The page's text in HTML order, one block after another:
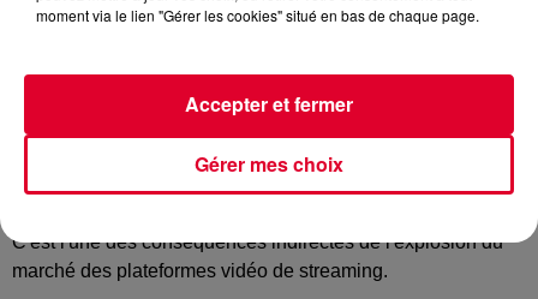
Nouveau succès pour Go des Chemical Brothers après la diffusion du film
Crédit :
C'est l'une des conséquences indirectes de l'explosion du
marché des plateformes vidéo de streaming.
moment via le lien "Gérer les cookies" situé en bas de chaque page.
Gérer mes choix
Accepter et fermer